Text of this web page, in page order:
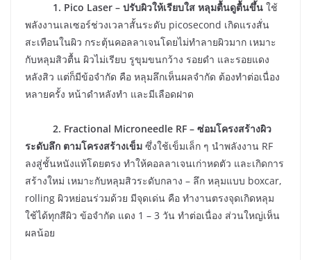
1. Pico Laser – ปรับผิวให้เรียบใส หลุมตื้นดูตื้นขึ้น ใช้
พลังงานเลเซอร์ช่วงเวลาสั้นระดับ picosecond เกิดแรงสั่น
สะเทือนในผิว กระตุ้นคอลลาเจนโดยไม่ทำลายผิวมาก เหมาะ
กับหลุมสิวตื้น ผิวไม่เรียบ รูขุมขนกว้าง รอยดำ และรอยแดง
หลังสิว แต่ก็มีข้อจำกัด คือ หลุมลึกเห็นผลจำกัด ต้องทำต่อเนื่อง
หลายครั้ง หน้าดำหลังทำ และมีเลือดฝาด
2. Fractional Microneedle RF – ซ่อมโครงสร้างผิว
ระดับลึก ตามโครงสร้างเข็ม ซึ่งใช้เข็มเล็ก ๆ นำพลังงาน RF
ลงสู่ชั้นหนังแท้โดยตรง ทำให้คอลลาเจนเก่าหดตัว และเกิดการ
สร้างใหม่ เหมาะกับหลุมสิวระดับกลาง – ลึก หลุมแบบ boxcar,
rolling ผิวหย่อนร่วมด้วย มีจุดเด่น คือ ทำงานตรงจุดเกิดหลุม
ใช้ได้ทุกสีผิว ข้อจำกัด แดง 1 – 3 วัน ทำต่อเนื่อง ส่วนใหญ่เห็น
ผลน้อย